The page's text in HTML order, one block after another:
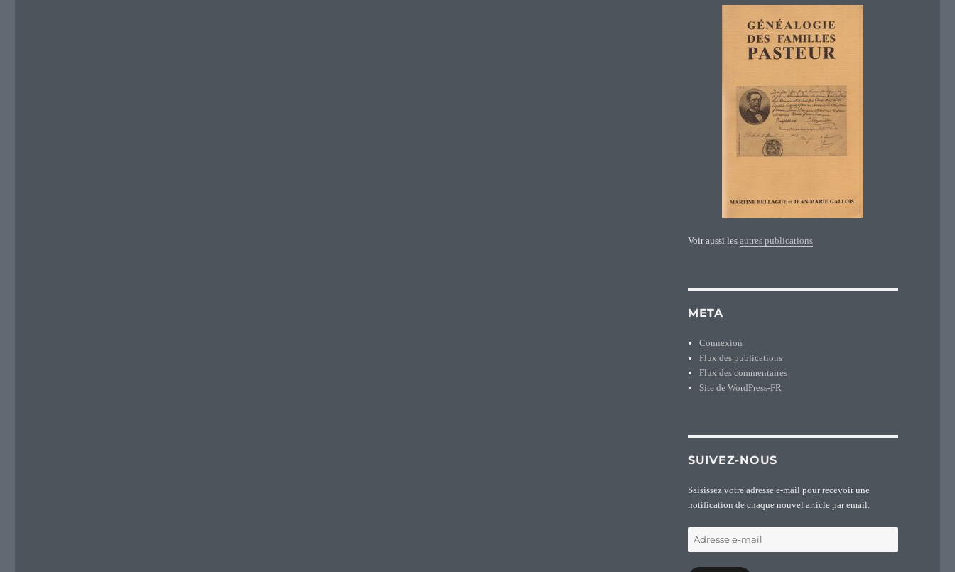
Voir aussi les autres publications
META
Connexion
Flux des publications
Flux des commentaires
Site de WordPress-FR
SUIVEZ-NOUS
Saisissez votre adresse e-mail pour recevoir une
notification de chaque nouvel article par email.
Adresse
e-